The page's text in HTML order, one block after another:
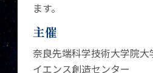
ます。
主催
奈良先端科学技術大学院
イエンス創造センター